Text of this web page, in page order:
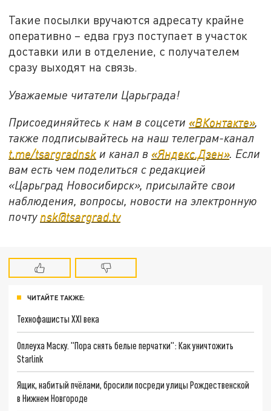
Такие посылки вручаются адресату крайне
оперативно – едва груз поступает в участок
доставки или в отделение, с получателем
сразу выходят на связь.
Уважаемые читатели Царьграда!
Присоединяйтесь к нам в соцсети «ВКонтакте»,
также подписывайтесь на наш телеграм-канал
t.me/tsargradnsk и канал в «Яндекс.Дзен». Если
вам есть чем поделиться с редакцией
«Царьград Новосибирск», присылайте свои
наблюдения, вопросы, новости на электронную
почту nsk@tsargrad.tv
ЧИТАЙТЕ ТАКЖЕ:
Технофашисты XXI века
Оплеуха Маску. "Пора снять белые перчатки": Как уничтожить
Starlink
Ящик, набитый пчёлами, бросили посреди улицы Рождественской
в Нижнем Новгороде